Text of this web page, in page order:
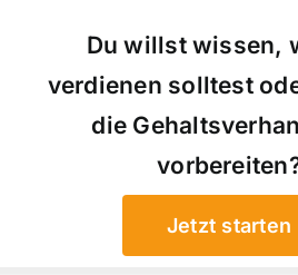
Du willst wissen,
verdienen solltest
die
Jetzt starten